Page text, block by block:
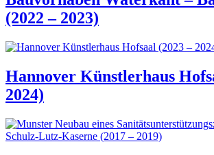
(2022 – 2023)
Hannover Künstlerhaus
2024)